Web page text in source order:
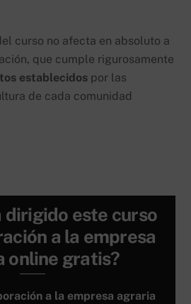
curso no afecta en absoluto a
que cumple rigurosamente
establecidos por las
de cada comunidad
dirigido este curso
a la empresa
online gratis?
a la empresa agraria